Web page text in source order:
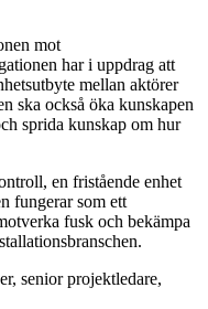
mot
har i uppdrag att
mellan aktörer
ska också öka kunskapen
sprida kunskap om hur
en fristående enhet
fungerar som ett
fusk och bekämpa
senior projektledare,